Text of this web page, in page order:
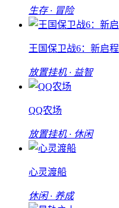
生存 · 冒险
王国保卫战6：新启程
放置挂机 · 益智
QQ农场
放置挂机 · 休闲
心灵渡船
休闲 · 养成